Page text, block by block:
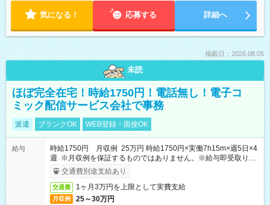
気になる！ 応募する 詳細へ
掲載日：2026.08.05
未読
ほぼ完全在宅！時給1750円！電話無し！電子コ
ミック配信サービス会社で事務
派遣 ブランクOK WEB登録・面接OK
給与
時給1750円 月収例 25万円 時給1750円×実働7h15m×週5日×4
週 ※月収例を保証するものではありません。※給与即受取りサ
ービス利用可（利用条件有）
交通費別途支給あり
交通費 1ヶ月3万円を上限として実費支給
月収例 25～30万円